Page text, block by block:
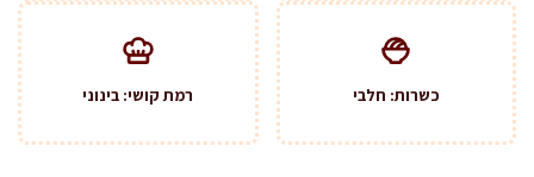
כשרות: חלבי רמת קושי: בינוני